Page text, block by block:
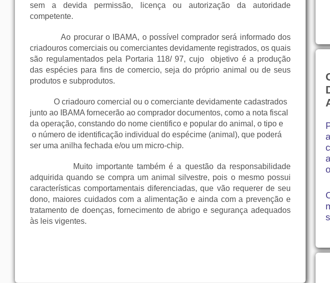
sem a devida permissão, licença ou autorização da autoridade
competente.
Ao procurar o IBAMA, o possível comprador será informado dos
criadouros comerciais ou comerciantes devidamente registrados, os quais
são regulamentados pela Portaria 118/ 97, cujo
objetivo é a produção
das espécies para fins de comercio, seja do próprio animal ou de seus
produtos e subprodutos.
O criadouro comercial ou o comerciante devidamente cadastrados
junto ao IBAMA fornecerão ao comprador documentos, como a nota fiscal
da operação, constando do nome cientifico e popular do animal, o tipo e
o número de identificação individual do espécime (animal), que poderá
ser uma anilha fechada e/ou um micro-chip.
Muito importante também é a questão da responsabilidade
adquirida quando se compra um animal silvestre, pois o mesmo possui
características comportamentais diferenciadas, que vão requerer de seu
dono, maiores cuidados com a alimentação e ainda com a prevenção e
tratamento de doenças, fornecimento de abrigo e segurança adequados
às leis vigentes.